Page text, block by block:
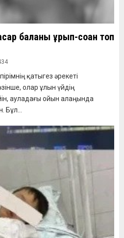
баланы ұрып-соққан топ
қатыгез әрекеті
олар ұлын үйдің
ауладағы ойын алаңында